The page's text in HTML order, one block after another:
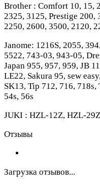
Brother : Comfort 10, 15,
2325, 3125, Prestige
2250, 2600, 3500, 2120,
Janome: 1216S, 2055,
5522, 743-03, 943-05,
Japan 955, 957, 959, JB
LE22, Sakura 95, sew
SK13, Tip 712, 716, 718s,
54s, 56s
JUKI : HZL-12Z, HZL-
Отзывы
Загрузка отзывов...